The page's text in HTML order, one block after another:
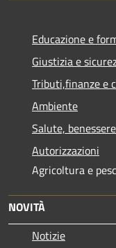
Educazione e
Giustizia e
Tributi,finanze e
Ambiente
Salute,
Autorizzazioni
Agricoltura e
NOVITÀ
Notizie